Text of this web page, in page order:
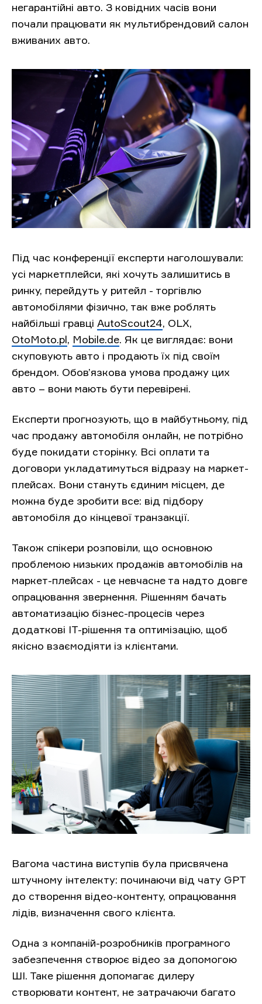
негарантійні авто. З ковідних часів вони
почали працювати як мультибрендовий салон
вживаних авто.
Під час конференції експерти наголошували:
усі маркетплейси, які хочуть залишитись в
ринку, перейдуть у ритейл - торгівлю
автомобілями фізично, так вже роблять
найбільші гравці AutoScout24, OLX,
OtoMoto.pl, Mobile.de. Як це виглядає: вони
скуповують авто і продають їх під своїм
брендом. Обов’язкова умова продажу цих
авто – вони мають бути перевірені.
Експерти прогнозують, що в майбутньому, під
час продажу автомобіля онлайн, не потрібно
буде покидати сторінку. Всі оплати та
договори укладатимуться відразу на маркет-
плейсах. Вони стануть єдиним місцем, де
можна буде зробити все: від підбору
автомобіля до кінцевої транзакції.
Також спікери розповіли, що основною
проблемою низьких продажів автомобілів на
маркет-плейсах - це невчасне та надто довге
опрацювання звернення. Рішенням бачать
автоматизацію бізнес-процесів через
додаткові ІТ-рішення та оптимізацію, щоб
якісно взаємодіяти із клієнтами.
Вагома частина виступів була присвячена
штучному інтелекту: починаючи від чату GPT
до створення відео-контенту, опрацювання
лідів, визначення свого клієнта.
Одна з компаній-розробників програмного
забезпечення створює відео за допомогою
ШІ. Таке рішення допомагає дилеру
створювати контент, не затрачаючи багато